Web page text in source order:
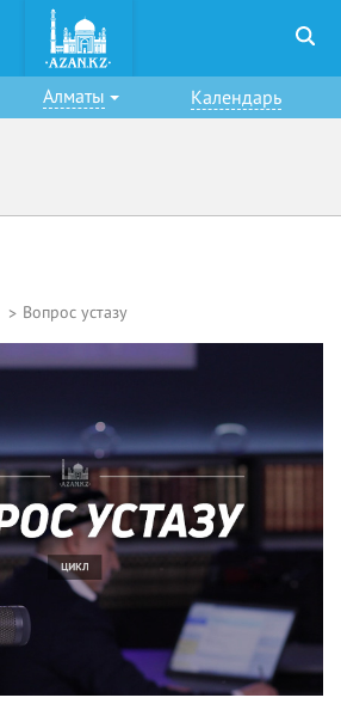
Алматы Календарь
Вопрос устазу